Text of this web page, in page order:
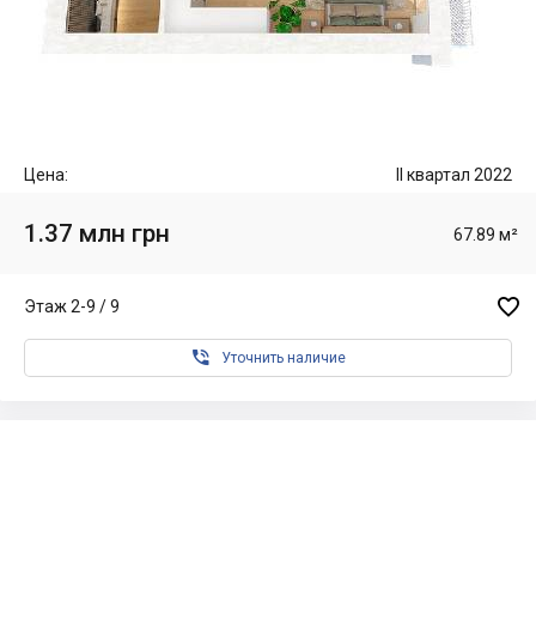
Цена: II квартал 2022
1.37 млн грн 67.89 м²
Этаж 2-9 / 9 
 Уточнить наличие